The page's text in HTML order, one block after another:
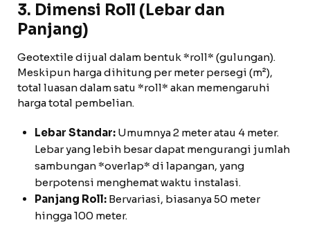
3. Dimensi Roll (Lebar dan
Panjang)
Geotextile dijual dalam bentuk *roll* (gulungan).
Meskipun harga dihitung per meter persegi (m²),
total luasan dalam satu *roll* akan memengaruhi
harga total pembelian.
Lebar Standar: Umumnya 2 meter atau 4 meter.
Lebar yang lebih besar dapat mengurangi jumlah
sambungan *overlap* di lapangan, yang
berpotensi menghemat waktu instalasi.
Panjang Roll: Bervariasi, biasanya 50 meter
hingga 100 meter.